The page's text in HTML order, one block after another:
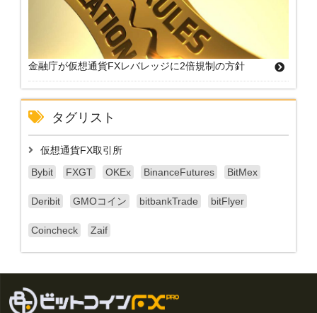
金融庁が仮想通貨FXレバレッジに2倍規制の方針
タグリスト
仮想通貨FX取引所
Bybit
FXGT OKEx BinanceFutures BitMex
Deribit GMOコイン bitbankTrade bitFlyer
Coincheck Zaif